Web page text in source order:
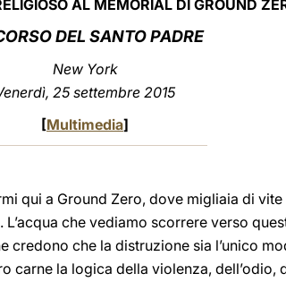
AL MEMORIAL DI GROUND
DEL SANTO PADRE
New York
25 settembre 2015
[Multimedia]
qui a Ground Zero, dove migliaia di
che vediamo scorrere verso
che la distruzione sia l’unico
carne la logica della violenza, dell’odio,